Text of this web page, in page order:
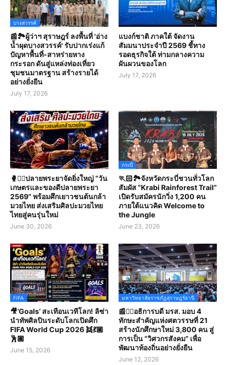
บางสวรรค์
📰🏞️ผู้ว่าฯ สุราษฎร์ ลงพื้นที่ 'อ่าง
น้ำผุดบางสวรรค์' รับปากเร่งแก้
ปัญหาพื้นที่-สาหร่ายหาง
กระรอก ดันสู่แหล่งท่องเที่ยว
ชุมชนมาตรฐาน สร้างรายได้
อย่างยั่งยืน
July 17, 2026
แบงก์ชาติ ภาคใต้ จัดงาน
สัมมนาประจำปี 2569 ชี้ทาง
รอดธุรกิจใต้ ท่ามกลางความ
ผันผวนของโลก
July 17, 2026
🥊🤼‍♀️ปลายพระยาจัดยิ่งใหญ่ “วัน
เกษตรและของดีปลายพระยา
2569” พร้อมศึกเยาวชนต้นกล้า
มวยไทย ส่งเสริมศิลปะมวยไทย
ไทยสู่คนรุ่นใหม่
June 30, 2026
กระบี่
🏃🏻🏞️จังหวัดกระบี่ชวนทั่วโลก
สัมผัส “Krabi Rainforest Trail”
เปิดรับสมัครนักวิ่ง 1,200 คน
ภายใต้แนวคิด Welcome to
the Jungle
June 23, 2026
FIFA
🎥‘Goals’ สะเทือนเวทีโลก! ลิซ่า
นำทัพศิลปินระดับโลกเปิดศึก
FIFA World Cup 2026 👯💃🏼
🕺🏽
June 15, 2026
มหาวิทยาลัยราชภัฏสุราษฎร์ธานี
📰✍🏻อธิการบดี มรส. มอบ 4
ทักษะสำคัญแห่งศตวรรษที่ 21
สร้างนักศึกษาใหม่ 3,800 คน สู่
การเป็น “วิศวกรสังคม” เพื่อ
พัฒนาท้องถิ่นอย่างยั่งยืน
June 12, 2026